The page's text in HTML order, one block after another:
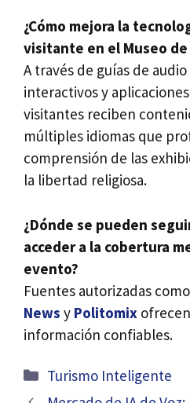
¿Cómo mejora la
visitante en el Museo de
A través de guías de
interactivos y
visitantes reciben
múltiples idiomas que
comprensión de las
la libertad religiosa.
¿Dónde se pueden
acceder a la cobertura
evento?
Fuentes autorizadas como
News y Politomix
información confiables.
Categorías
Turismo Inteligente